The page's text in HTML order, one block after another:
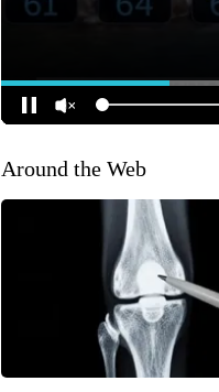
Around the Web